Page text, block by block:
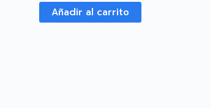
Añadir al carrito